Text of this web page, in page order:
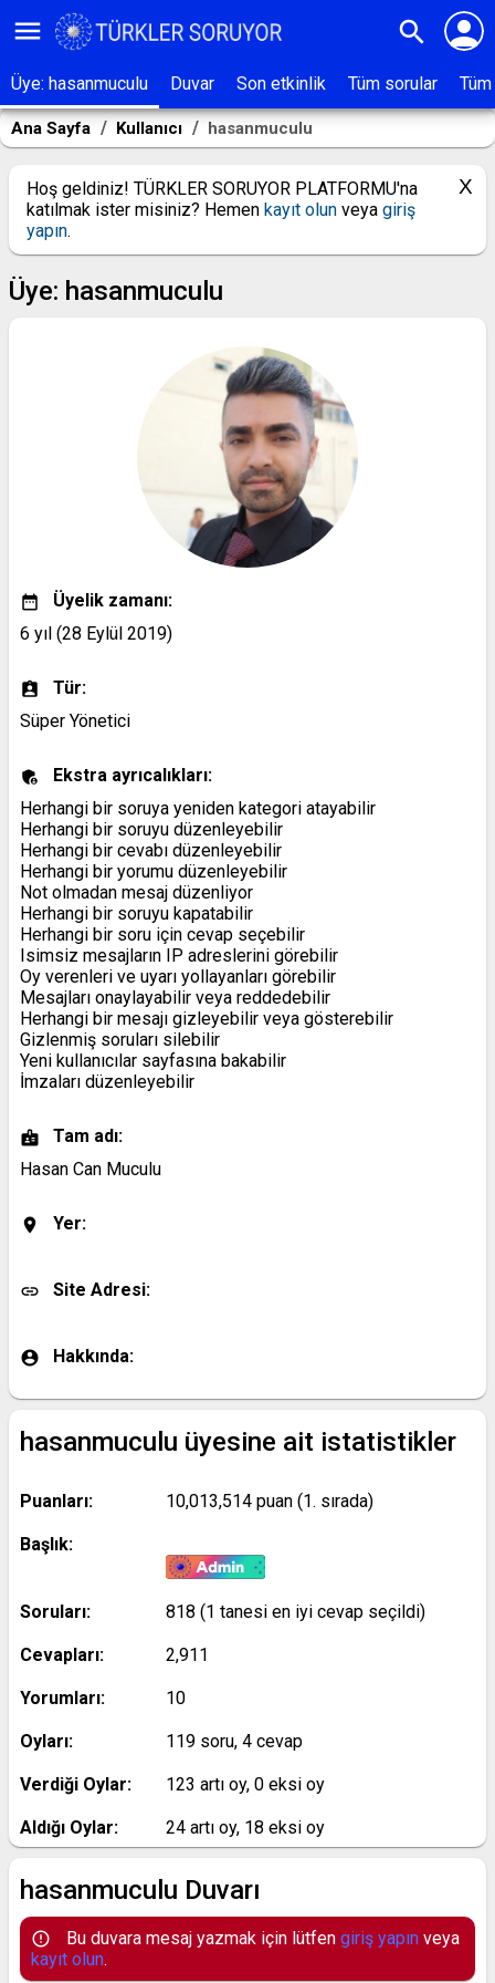
menu search person
Üye: hasanmuculu Duvar Son etkinlik Tüm sorular
Ana Sayfa Kullanıcı hasanmuculu
Hoş geldiniz! TÜRKLER SORUYOR PLATFORMU'na
katılmak ister misiniz? Hemen kayıt olun veya giriş
yapın.
Üye: hasanmuculu
Üyelik zamanı:
6 yıl (28 Eylül 2019)
Tür:
Süper Yönetici
Ekstra ayrıcalıkları:
Herhangi bir soruya yeniden kategori atayabilir
Herhangi bir soruyu düzenleyebilir
Herhangi bir cevabı düzenleyebilir
Herhangi bir yorumu düzenleyebilir
Not olmadan mesaj düzenliyor
Herhangi bir soruyu kapatabilir
Herhangi bir soru için cevap seçebilir
Isimsiz mesajların IP adreslerini görebilir
Oy verenleri ve uyarı yollayanları görebilir
Mesajları onaylayabilir veya reddedebilir
Herhangi bir mesajı gizleyebilir veya gösterebilir
Gizlenmiş soruları silebilir
Yeni kullanıcılar sayfasına bakabilir
İmzaları düzenleyebilir
Tam adı:
Hasan Can Muculu
Yer:
Site Adresi:
Hakkında:
hasanmuculu üyesine ait istatistikler
Puanları: 10,013,514 puan (1. sırada)
Başlık:
Soruları: 818 (1 tanesi en iyi cevap seçildi)
Cevapları: 2,911
Yorumları: 10
Oyları: 119 soru, 4 cevap
Verdiği Oylar: 123 artı oy, 0 eksi oy
Aldığı Oylar: 24 artı oy, 18 eksi oy
hasanmuculu Duvarı
Bu duvara mesaj yazmak için lütfen giriş yapın veya
kayıt olun.